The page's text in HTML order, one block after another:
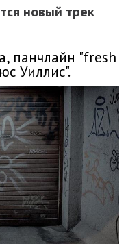
новый трек
панчлайн "fresh
Уиллис".